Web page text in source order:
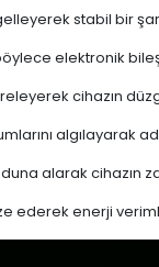
stabil bir
elektronik
cihazın
algılayarak
alarak cihazın
ederek enerji